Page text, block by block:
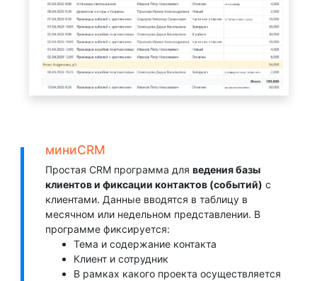
миниCRM
Простая CRM программа для ведения базы
клиентов и фиксации контактов (событий) с
клиентами. Данные вводятся в таблицу в
месячном или недельном представлении. В
программе фиксируется:
Тема и содержание контакта
Клиент и сотрудник
В рамках какого проекта осуществляется